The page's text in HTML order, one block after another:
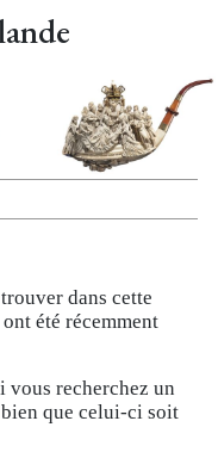
dans cette
été récemment
vous recherchez un
que celui-ci soit